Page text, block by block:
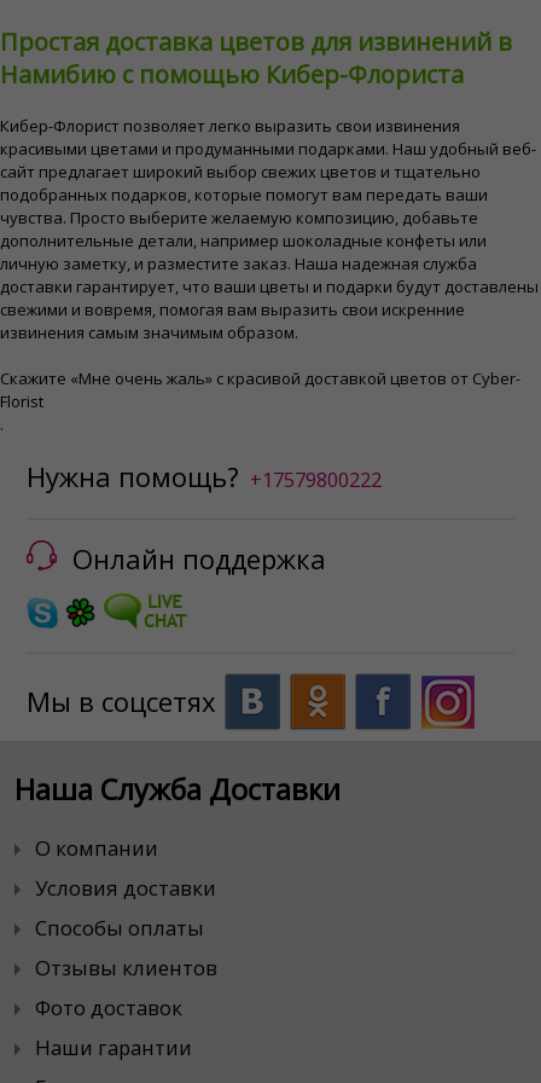
Простая доставка цветов для извинений в
Намибию с помощью Кибер-Флориста
Кибер-Флорист позволяет легко выразить свои извинения
красивыми цветами и продуманными подарками. Наш удобный веб-
сайт предлагает широкий выбор свежих цветов и тщательно
подобранных подарков, которые помогут вам передать ваши
чувства. Просто выберите желаемую композицию, добавьте
дополнительные детали, например шоколадные конфеты или
личную заметку, и разместите заказ. Наша надежная служба
доставки гарантирует, что ваши цветы и подарки будут доставлены
свежими и вовремя, помогая вам выразить свои искренние
извинения самым значимым образом.
Скажите «Мне очень жаль» с красивой доставкой цветов от Cyber-
Florist
.
Нужна помощь? +17579800222
Онлайн поддержка
Мы в соцсетях
Наша Служба Доставки
О компании
Условия доставки
Способы оплаты
Отзывы клиентов
Фото доставок
Наши гарантии